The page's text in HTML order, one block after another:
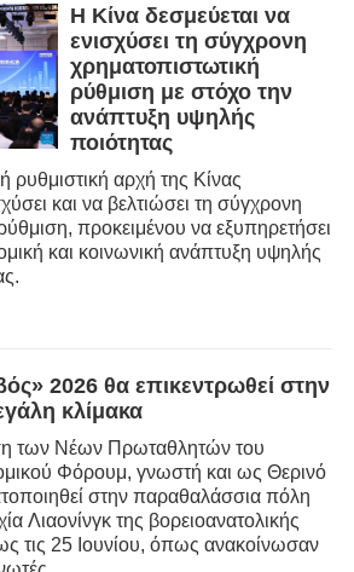
Η Κίνα δεσμεύεται να
ενισχύσει τη σύγχρονη
χρηματοπιστωτική
ρύθμιση με στόχο την
ανάπτυξη υψηλής
ποιότητας
ρυθμιστική αρχή της Κίνας
και να βελτιώσει τη σύγχρονη
προκειμένου να εξυπηρετήσει
και κοινωνική ανάπτυξη υψηλής
2026 θα επικεντρωθεί στην
κλίμακα
των Νέων Πρωταθλητών του
Φόρουμ, γνωστή και ως Θερινό
στην παραθαλάσσια πόλη
Λιαονίνγκ της βορειοανατολικής
τις 25 Ιουνίου, όπως ανακοίνωσαν